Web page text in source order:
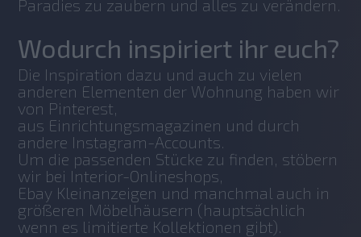
Wodurch inspiriert ihr euch?
Die Inspiration dazu und auch zu vielen
anderen Elementen der Wohnung haben wir
von Pinterest,
aus Einrichtungsmagazinen und durch
andere Instagram-Accounts.
Um die passenden Stücke zu finden, stöbern
wir bei Interior-Onlineshops,
Ebay Kleinanzeigen und manchmal auch in
größeren Möbelhäusern (hauptsächlich
wenn es limitierte Kollektionen gibt).